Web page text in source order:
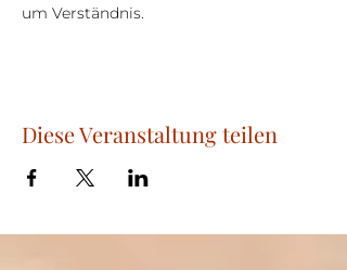
um Verständnis.
Diese Veranstaltung teilen